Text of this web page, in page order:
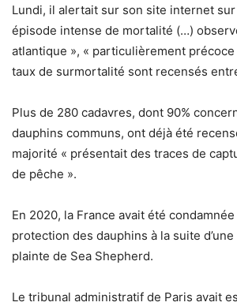
Lundi, il alertait sur son site internet
épisode intense de mortalité (…)
atlantique », « particulièrement précoce
taux de surmortalité sont recensés
Plus de 280 cadavres, dont 90%
dauphins communs, ont déjà été
majorité « présentait des traces de
de pêche ».
En 2020, la France avait été
protection des dauphins à la suite
plainte de Sea Shepherd.
Le tribunal administratif de Paris avait